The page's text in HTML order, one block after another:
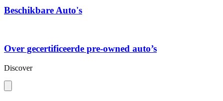
Beschikbare Auto's
Over gecertificeerde pre-owned auto’s
Discover